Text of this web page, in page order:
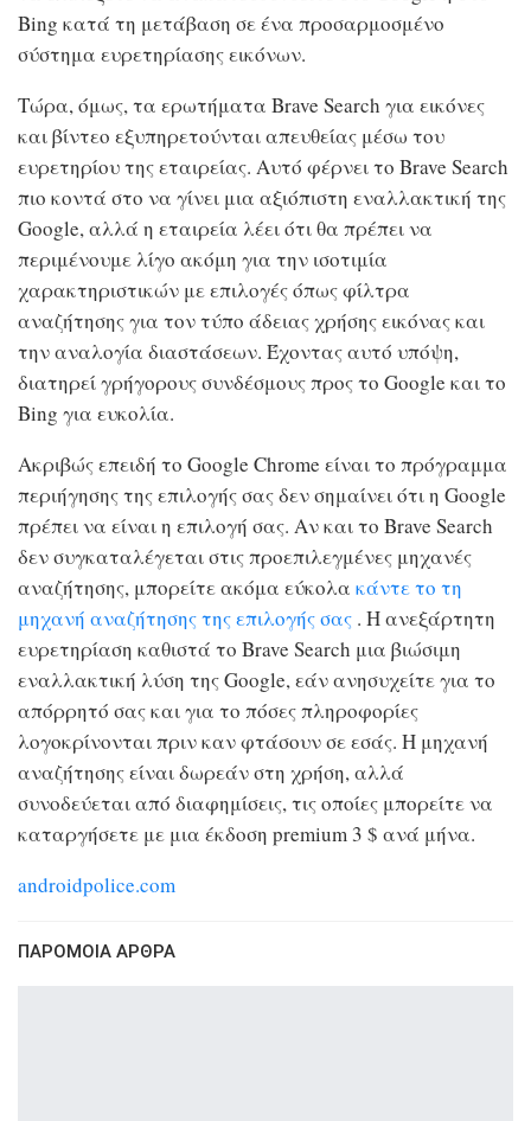
Bing κατά τη μετάβαση σε ένα προσαρμοσμένο
σύστημα ευρετηρίασης εικόνων.
Τώρα, όμως, τα ερωτήματα Brave Search για εικόνες
και βίντεο εξυπηρετούνται απευθείας μέσω του
ευρετηρίου της εταιρείας. Αυτό φέρνει το Brave Search
πιο κοντά στο να γίνει μια αξιόπιστη εναλλακτική της
Google, αλλά η εταιρεία λέει ότι θα πρέπει να
περιμένουμε λίγο ακόμη για την ισοτιμία
χαρακτηριστικών με επιλογές όπως φίλτρα
αναζήτησης για τον τύπο άδειας χρήσης εικόνας και
την αναλογία διαστάσεων. Έχοντας αυτό υπόψη,
διατηρεί γρήγορους συνδέσμους προς το Google και το
Bing για ευκολία.
Ακριβώς επειδή το Google Chrome είναι το πρόγραμμα
περιήγησης της επιλογής σας δεν σημαίνει ότι η Google
πρέπει να είναι η επιλογή σας. Αν και το Brave Search
δεν συγκαταλέγεται στις προεπιλεγμένες μηχανές
αναζήτησης, μπορείτε ακόμα εύκολα κάντε το τη
μηχανή αναζήτησης της επιλογής σας . Η ανεξάρτητη
ευρετηρίαση καθιστά το Brave Search μια βιώσιμη
εναλλακτική λύση της Google, εάν ανησυχείτε για το
απόρρητό σας και για το πόσες πληροφορίες
λογοκρίνονται πριν καν φτάσουν σε εσάς. Η μηχανή
αναζήτησης είναι δωρεάν στη χρήση, αλλά
συνοδεύεται από διαφημίσεις, τις οποίες μπορείτε να
καταργήσετε με μια έκδοση premium 3 $ ανά μήνα.
androidpolice.com
ΠΑΡΌΜΟΙΑ ΆΡΘΡΑ